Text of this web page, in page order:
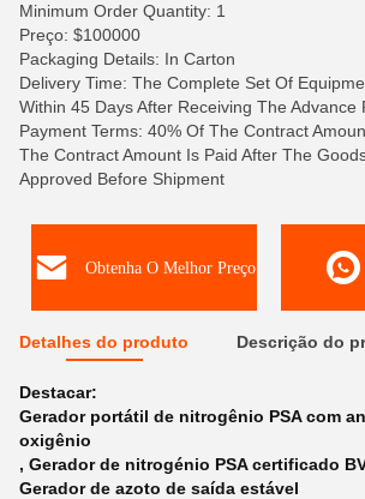
Minimum Order Quantity: 1
Preço: $100000
Packaging Details: In Carton
Delivery Time: The Complete Set Of
Within 45 Days After Receiving The Advance
Payment Terms: 40% Of The Contract
The Contract Amount Is Paid After The
Approved Before Shipment
Obtenha O Melhor Preço
Detalhes do produto Descrição do
Destacar:
Gerador portátil de nitrogênio PSA com
oxigênio
, Gerador de nitrogénio PSA certificado
Gerador de azoto de saída estável